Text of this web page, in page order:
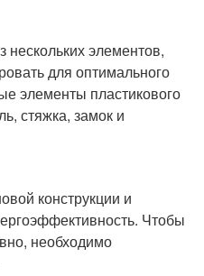
нескольких элементов,
для оптимального
элементы пластикового
стяжка, замок и
конструкции и
Чтобы
необходимо